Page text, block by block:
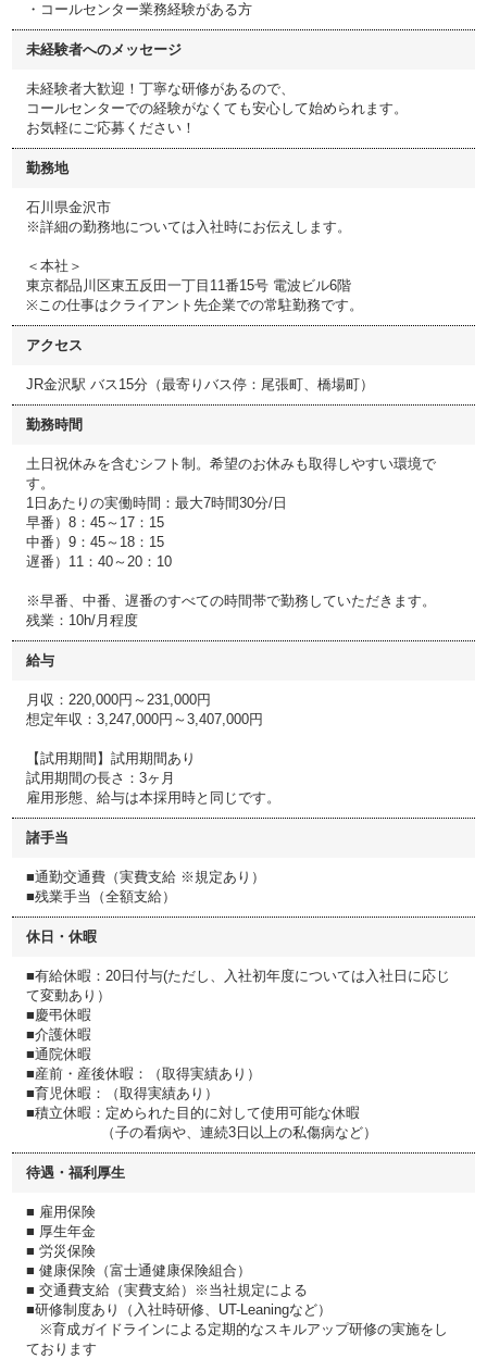
・コールセンター業務経験がある方
未経験者へのメッセージ
未経験者大歓迎！丁寧な研修があるので、
コールセンターでの経験がなくても安心して始められます。
お気軽にご応募ください！
勤務地
石川県金沢市
※詳細の勤務地については入社時にお伝えします。
＜本社＞
東京都品川区東五反田一丁目11番15号 電波ビル6階
※この仕事はクライアント先企業での常駐勤務です。
アクセス
JR金沢駅 バス15分（最寄りバス停：尾張町、橋場町）
勤務時間
土日祝休みを含むシフト制。希望のお休みも取得しやすい環境で
す。
1日あたりの実働時間：最大7時間30分/日
早番）8：45～17：15
中番）9：45～18：15
遅番）11：40～20：10
※早番、中番、遅番のすべての時間帯で勤務していただきます。
残業：10h/月程度
給与
月収：220,000円～231,000円
想定年収：3,247,000円～3,407,000円
【試用期間】試用期間あり
試用期間の長さ：3ヶ月
雇用形態、給与は本採用時と同じです。
諸手当
■通勤交通費（実費支給 ※規定あり）
■残業手当（全額支給）
休日・休暇
■有給休暇：20日付与(ただし、入社初年度については入社日に応じ
て変動あり）
■慶弔休暇
■介護休暇
■通院休暇
■産前・産後休暇：（取得実績あり）
■育児休暇：（取得実績あり）
■積立休暇：定められた目的に対して使用可能な休暇
（子の看病や、連続3日以上の私傷病など）
待遇・福利厚生
■ 雇用保険
■ 厚生年金
■ 労災保険
■ 健康保険（富士通健康保険組合）
■ 交通費支給（実費支給）※当社規定による
■研修制度あり（入社時研修、UT-Leaningなど）
※育成ガイドラインによる定期的なスキルアップ研修の実施をし
ております